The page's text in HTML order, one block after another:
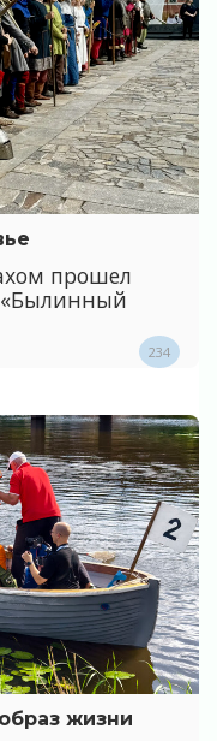
прошел
«Былинный
234
жизни